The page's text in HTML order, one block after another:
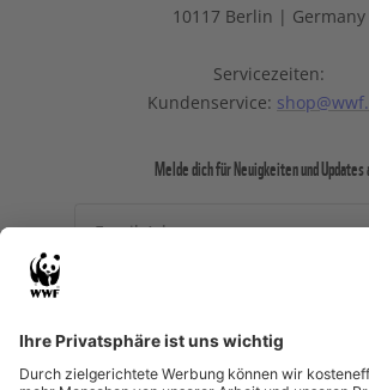
10117 Berlin | Germany
Servicezeiten:
Kundenservice:
Melde dich für Neuigkeiten und Updates
Email-Adresse
Zwecken des (personalisierten)
Newsletters und des Newsletter-